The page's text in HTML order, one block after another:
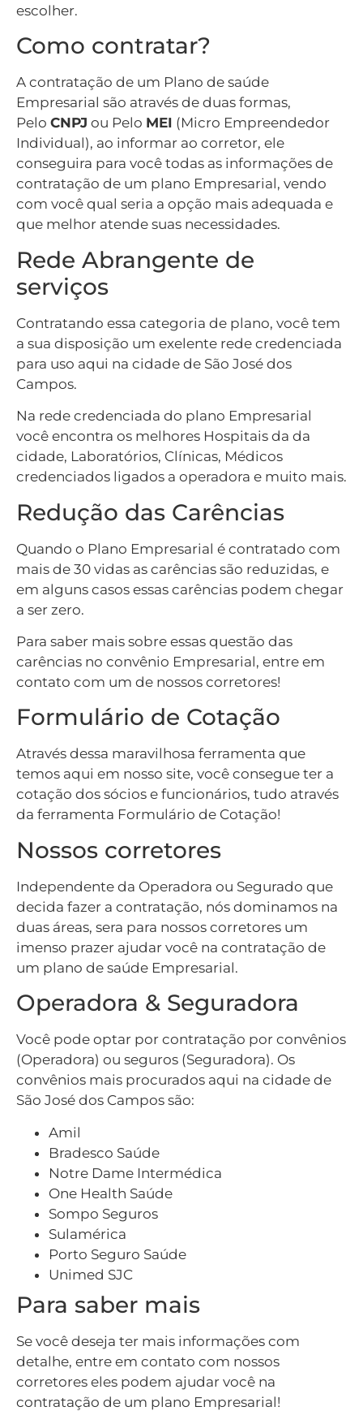
escolher.
Como contratar?
A contratação de um Plano de saúde
Empresarial são através de duas formas,
Pelo CNPJ ou Pelo MEI (Micro Empreendedor
Individual), ao informar ao corretor, ele
conseguira para você todas as informações de
contratação de um plano Empresarial, vendo
com você qual seria a opção mais adequada e
que melhor atende suas necessidades.
Rede Abrangente de
serviços
Contratando essa categoria de plano, você tem
a sua disposição um exelente rede credenciada
para uso aqui na cidade de São José dos
Campos.
Na rede credenciada do plano Empresarial
você encontra os melhores Hospitais da da
cidade, Laboratórios, Clínicas, Médicos
credenciados ligados a operadora e muito mais.
Redução das Carências
Quando o Plano Empresarial é contratado com
mais de 30 vidas as carências são reduzidas, e
em alguns casos essas carências podem chegar
a ser zero.
Para saber mais sobre essas questão das
carências no convênio Empresarial, entre em
contato com um de nossos corretores!
Formulário de Cotação
Através dessa maravilhosa ferramenta que
temos aqui em nosso site, você consegue ter a
cotação dos sócios e funcionários, tudo através
da ferramenta Formulário de Cotação!
Nossos corretores
Independente da Operadora ou Segurado que
decida fazer a contratação, nós dominamos na
duas áreas, sera para nossos corretores um
imenso prazer ajudar você na contratação de
um plano de saúde Empresarial.
Operadora & Seguradora
Você pode optar por contratação por convênios
(Operadora) ou seguros (Seguradora). Os
convênios mais procurados aqui na cidade de
São José dos Campos são:
Amil
Bradesco Saúde
Notre Dame Intermédica
One Health Saúde
Sompo Seguros
Sulamérica
Porto Seguro Saúde
Unimed SJC
Para saber mais
Se você deseja ter mais informações com
detalhe, entre em contato com nossos
corretores eles podem ajudar você na
contratação de um plano Empresarial!